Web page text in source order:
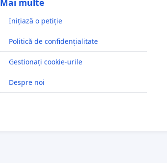
Inițiază o petiție
Politică de confidențialitate
Gestionați cookie-urile
Despre noi